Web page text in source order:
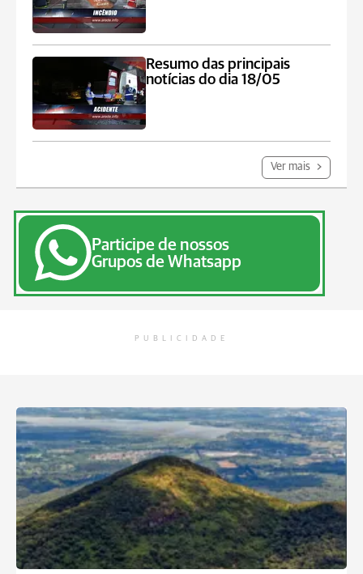
Resumo das principais
notícias do dia 18/05
Ver mais
Participe de nossos
Grupos de Whatsapp
PUBLICIDADE